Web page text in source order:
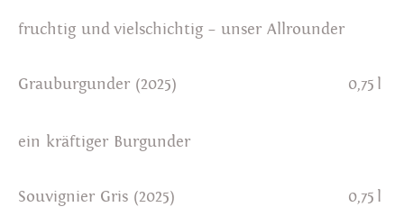
fruchtig und vielschichtig – unser Allrounder
Grauburgunder (2025) 0,75 l
ein kräftiger Burgunder
Souvignier Gris (2025) 0,75 l